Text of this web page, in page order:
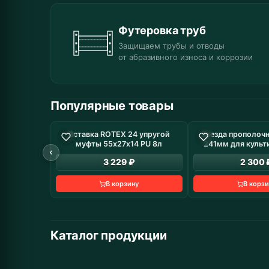
Футеровка труб
Защищаем трубы и отводы
от абразивного износа и коррозии
Популярные товары
В наличие: 8 шт
Вставка ROTEX 24 упругой
муфты 55х27х14 PU 8л
3 229 ₽
В корзину
В
Звезда
241мм для
2 300
В
Каталог продукции
Автомобильные запчасти